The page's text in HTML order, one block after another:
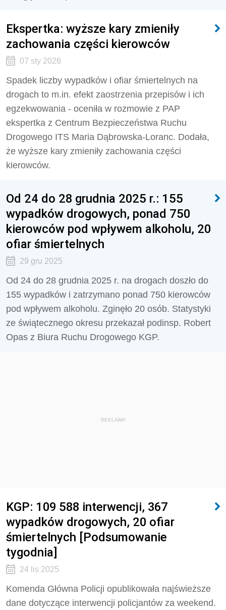
Ekspertka: wyższe kary zmieniły
zachowania części kierowców
07 sty 2026
Spadek liczby wypadków i ofiar śmiertelnych na
drogach to m.in. efekt zaostrzenia przepisów i ich
egzekwowania - oceniła w rozmowie z PAP
ekspertka z Centrum Bezpieczeństwa Ruchu
Drogowego ITS Maria Dąbrowska-Loranc. Dodała,
że wyższe kary zmieniły zachowania części
kierowców.
Od 24 do 28 grudnia 2025 r.: 155
wypadków drogowych, ponad 750
kierowców pod wpływem alkoholu, 20
ofiar śmiertelnych
29 gru 2025
Od 24 do 28 grudnia 2025 r. na drogach doszło do
155 wypadków i zatrzymano ponad 750 kierowców
pod wpływem alkoholu. Zginęło 20 osób. Statystyki
ze świątecznego okresu przekazał podinsp. Robert
Opas z Biura Ruchu Drogowego KGP.
REKLAMA
KGP: 109 588 interwencji, 367
wypadków drogowych, 20 ofiar
śmiertelnych [Podsumowanie
tygodnia]
24 lis 2025
Komenda Główna Policji opublikowała najświeższe
dane dotyczące interwencji policjantów za weekend.